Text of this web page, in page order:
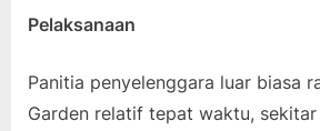
Pelaksanaan
Panitia penyelenggara luar biasa
Garden relatif tepat waktu,